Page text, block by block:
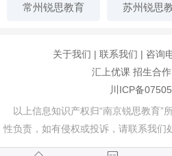
常州锐思教育 苏州锐思
关于我们 | 联系我们 | 咨询
汇上优课 招生合作
川ICP备
以上信息知识产权归“南京锐思教育”
性负责，如有侵权或投诉，请联系我们